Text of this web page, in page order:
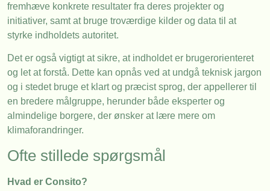
fremhæve konkrete resultater fra deres projekter og
initiativer, samt at bruge troværdige kilder og data til at
styrke indholdets autoritet.
Det er også vigtigt at sikre, at indholdet er brugerorienteret
og let at forstå. Dette kan opnås ved at undgå teknisk jargon
og i stedet bruge et klart og præcist sprog, der appellerer til
en bredere målgruppe, herunder både eksperter og
almindelige borgere, der ønsker at lære mere om
klimaforandringer.
Ofte stillede spørgsmål
Hvad er Consito?